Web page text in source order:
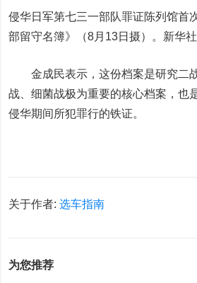
侵华日军第七三一部队罪证陈列馆首
部留守名簿》（8月13日摄）。新华
金成民表示，这份档案是研究二
战、细菌战极为重要的核心档案，也
侵华期间所犯罪行的铁证。
关于作者:选车指南
为您推荐